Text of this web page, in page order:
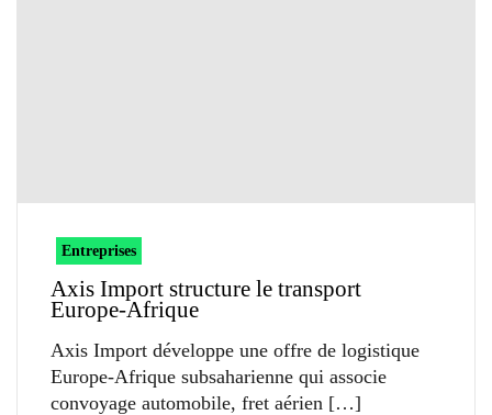
Entreprises
Axis Import structure le transport
Europe-Afrique
Axis Import développe une offre de logistique
Europe-Afrique subsaharienne qui associe
convoyage automobile, fret aérien